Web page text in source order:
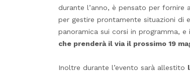
durante l’anno, è pensato per
per gestire prontamente situazioni di
panoramica sui corsi in programma, e
che prenderà il via il prossimo 19
Inoltre durante l’evento sarà allestito